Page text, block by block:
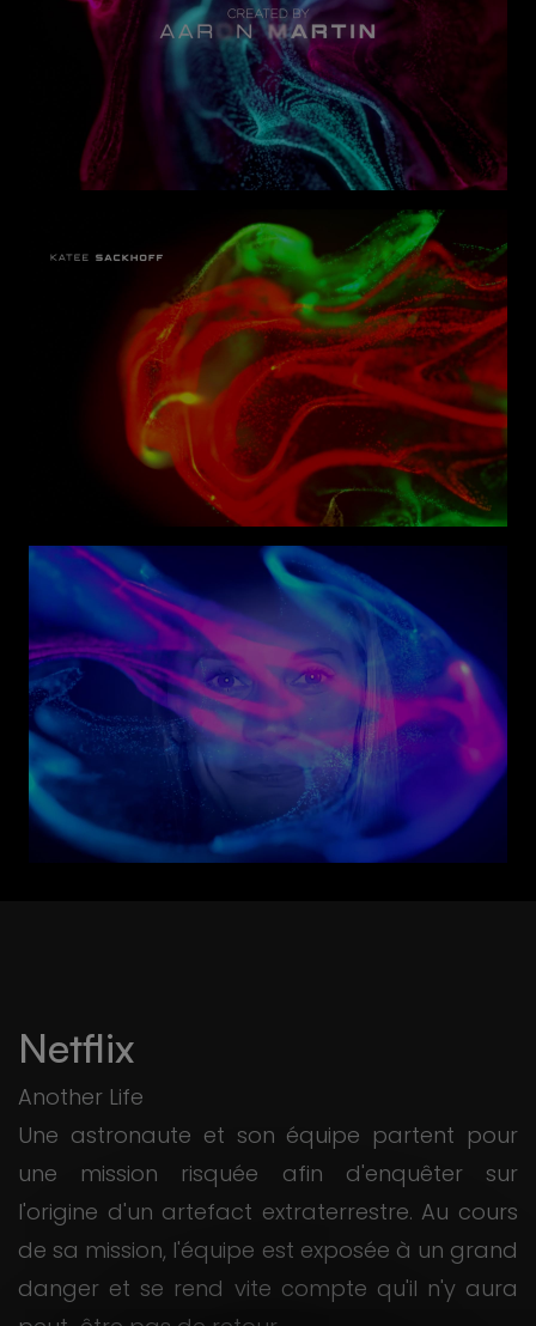
Netflix
Another Life
Une astronaute et son équipe partent pour
une mission risquée afin d'enquêter sur
l'origine d'un artefact extraterrestre. Au cours
de sa mission, l'équipe est exposée à un grand
danger et se rend vite compte qu'il n'y aura